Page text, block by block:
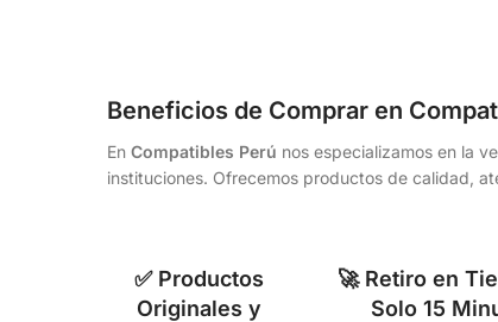
Beneficios de Comprar en
En Compatibles Perú nos especializamos en la
instituciones. Ofrecemos productos de calidad,
✅ Productos
Originales y
🚀 Retiro en
Solo 15